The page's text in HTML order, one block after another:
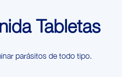
Tabletas
parásitos de todo tipo.